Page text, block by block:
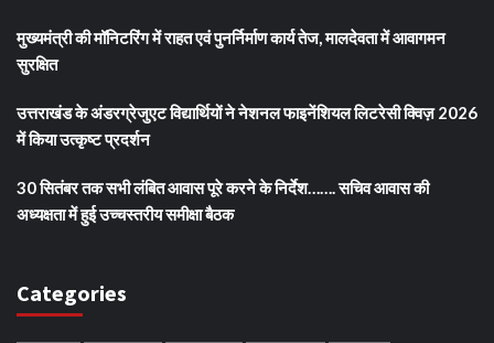
मुख्यमंत्री की मॉनिटरिंग में राहत एवं पुनर्निर्माण कार्य तेज, मालदेवता में आवागमन
सुरक्षित
उत्तराखंड के अंडरग्रेजुएट विद्यार्थियों ने नेशनल फाइनेंशियल लिटरेसी क्विज़ 2026
में किया उत्कृष्ट प्रदर्शन
30 सितंबर तक सभी लंबित आवास पूरे करने के निर्देश……. सचिव आवास की
अध्यक्षता में हुई उच्चस्तरीय समीक्षा बैठक
Categories